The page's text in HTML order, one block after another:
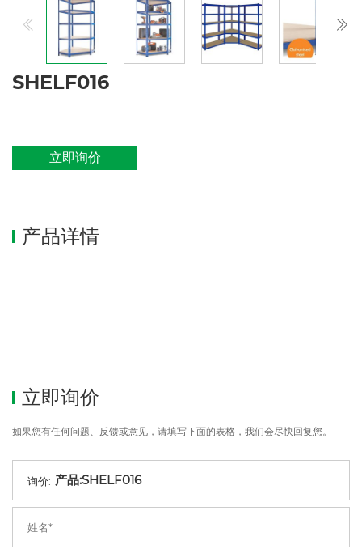
SHELF016
立即询价
产品详情
立即询价
如果您有任何问题、反馈或意见，请填写下面的表格，我们会尽快回复您。
询价: